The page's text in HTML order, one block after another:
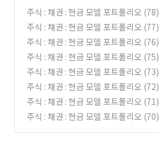
주식 : 채권 : 현금 모델 포트폴리오 (78)
주식 : 채권 : 현금 모델 포트폴리오 (77)
주식 : 채권 : 현금 모델 포트폴리오 (76)
주식 : 채권 : 현금 모델 포트폴리오 (75)
주식 : 채권 : 현금 모델 포트폴리오 (73)
주식 : 채권 : 현금 모델 포트폴리오 (72)
주식 : 채권 : 현금 모델 포트폴리오 (71)
주식 : 채권 : 현금 모델 포트폴리오 (70)